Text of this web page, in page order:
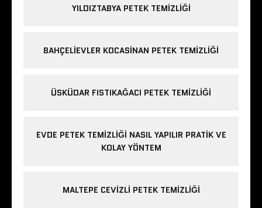
YILDIZTABYA PETEK TEMIZLIĞI
BAHÇELIEVLER KOCASINAN PETEK TEMIZLIĞI
ÜSKÜDAR FISTIKAĞACI PETEK TEMIZLIĞI
EVDE PETEK TEMIZLIĞI NASIL YAPILIR PRATIK VE
KOLAY YÖNTEM
MALTEPE CEVIZLI PETEK TEMIZLIĞI